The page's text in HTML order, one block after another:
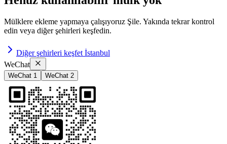
Mülklere ekleme yapmaya çalışıyoruz Şile. Yakında tekrar kontrol
edin veya diğer şehirleri keşfedin.
Diğer şehirleri keşfet İstanbul
WeChat
WeChat 1 WeChat 2